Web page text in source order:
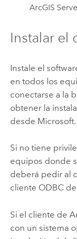
ArcGIS
Instalar el
Instale el
en todos los
conectarse a la
obtener la
desde Microsoft.
Si no tiene
equipos donde
deberá pedir al
cliente ODBC de
Si el cliente de
con un sistema